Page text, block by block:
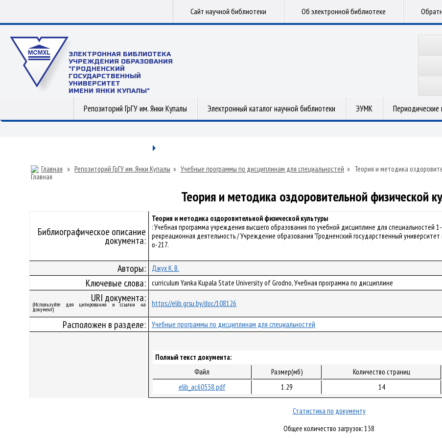
Сайт научной библиотеки Об электронной библиотеке
ЭЛЕКТРОННАЯ БИБЛИОТЕКА
УЧРЕЖДЕНИЯ ОБРАЗОВАНИЯ
"ГРОДНЕНСКИЙ
ГОСУДАРСТВЕННЫЙ
УНИВЕРСИТЕТ
ИМЕНИ ЯНКИ КУПАЛЫ"
Репозиторий ГрГУ им. Янки Купалы Электронный каталог научной библиотеки ЭУМК Периодические
Главная » Репозиторий ГрГУ им. Янки Купалы » Учебные программы по дисциплинам для специальностей » Теория и методика
Теория и методика оздоровительной физической
Библиографическое описание
документа:
Теория и методика оздоровительной физической культуры
: Учебная программа учреждения высшего образования по учебной дисциплине для специальностей
рекреационная деятельность / Учреждение образования "Гродненский государственный
о-217.
Авторы: Джух К. В.
Ключевые слова: curriculum Yanka Kupala State University of Grodno, Учебная программа по дисциплине
URI документа:
(Используйте для цитирования и ссылки на
документ)
https://elib.grsu.by/doc/108126
Расположен в разделе: Учебные программы по дисциплинам для специальностей
Полный текст документа:
Файл
Размер(мб) Количество страниц
elib_ac60538.pdf
1.29 14
Статистика по документу
Общее количество загрузок: 138